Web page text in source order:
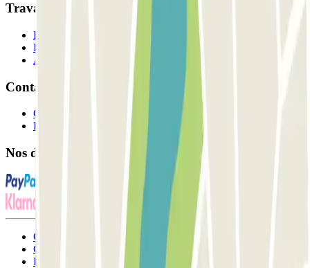
Travaillons ensemble?
Professionnels
Fournisseur de parking
Affiliés
Contact
Contactez-nous
FAQ
Nos différents modes de paiement:
Conditions générales d'utilisation et contrat
Conditions d'annulation
Politique relative aux cookies